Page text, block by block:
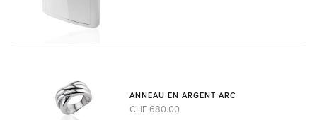
ANNEAU EN ARGENT ARC
CHF 680.00